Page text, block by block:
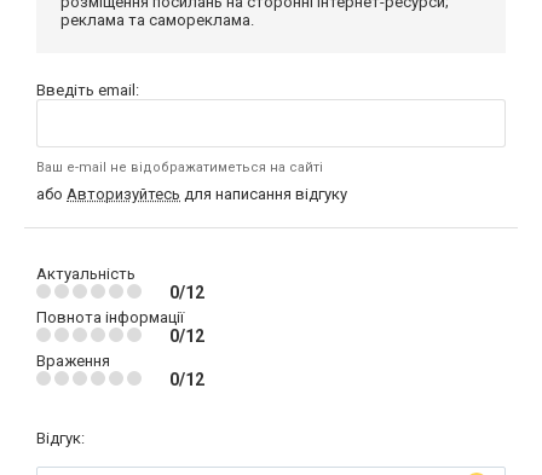
реклама та самореклама.
Введіть email:
Ваш e-mail не відображатиметься на сайті
або Авторизуйтесь для написання відгуку
Актуальність
0/12
Повнота інформації
0/12
Враження
0/12
Відгук: